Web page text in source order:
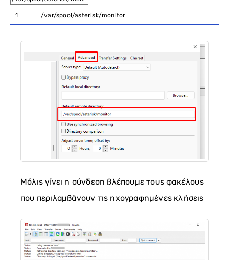
1 /var/spool/asterisk/monitor
Μόλις γίνει η σύνδεση βλέπουμε τους φακέλους
που περιλαμβάνουν τις ηχογραφημένες κλήσεις